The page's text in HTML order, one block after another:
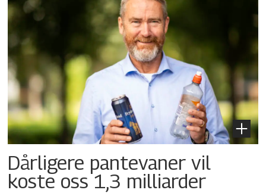
Dårligere pantevaner vil
koste oss 1,3 milliarder